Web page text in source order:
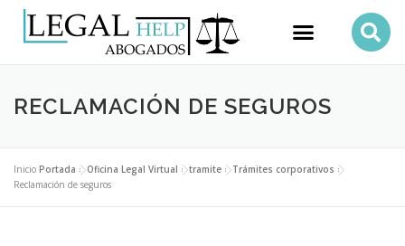
RECLAMACIÓN DE SEGUROS
Inicio Portada »Oficina Legal Virtual »tramite »Trámites corporativos »
Reclamación de seguros